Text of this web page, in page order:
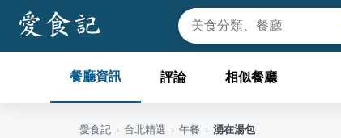
餐廳資訊 評論 相似餐廳
愛食記 › 台北精選 › 午餐 › 湧在湯包